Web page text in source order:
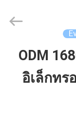
บ้าน
Industrial
Group
Reserved.
DevelopedODM
อิเล็กท